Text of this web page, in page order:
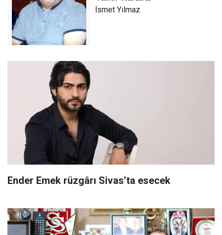
İsmet Yılmaz
Ender Emek rüzgârı Sivas’ta esecek